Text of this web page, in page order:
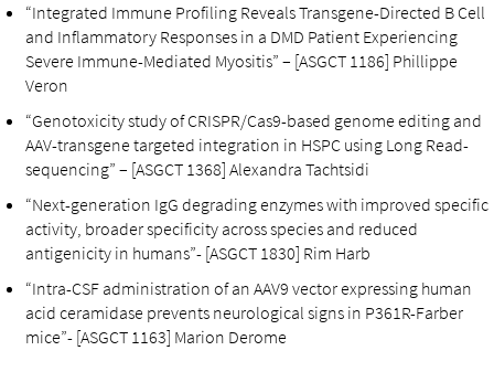
“Integrated Immune Profiling Reveals Transgene-Directed B Cell
and Inflammatory Responses in a DMD Patient Experiencing
Severe Immune-Mediated Myositis” – [ASGCT 1186] Phillippe
Veron
“Genotoxicity study of CRISPR/Cas9-based genome editing and
AAV-transgene targeted integration in HSPC using Long Read-
sequencing” – [ASGCT 1368] Alexandra Tachtsidi
“Next-generation IgG degrading enzymes with improved specific
activity, broader specificity across species and reduced
antigenicity in humans”- [ASGCT 1830] Rim Harb
“Intra-CSF administration of an AAV9 vector expressing human
acid ceramidase prevents neurological signs in P361R-Farber
mice”- [ASGCT 1163] Marion Derome